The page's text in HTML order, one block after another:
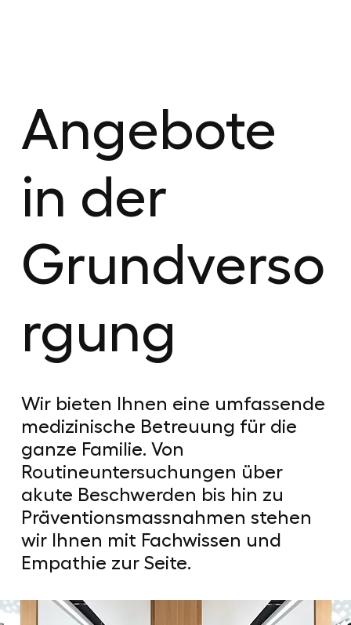
Angebote
in der
Grundverso
rgung
Wir bieten Ihnen eine umfassende
medizinische Betreuung für die
ganze Familie. Von
Routineuntersuchungen über
akute Beschwerden bis hin zu
Präventionsmassnahmen stehen
wir Ihnen mit Fachwissen und
Empathie zur Seite.